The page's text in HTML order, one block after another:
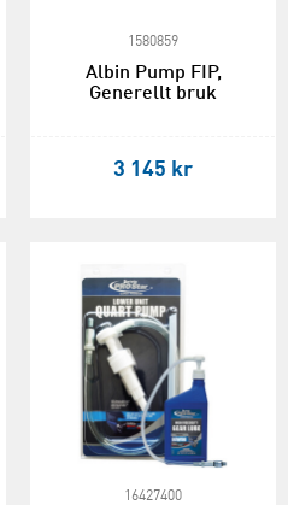
1580859
Albin Pump FIP,
Generellt bruk
3 145 kr
16427400